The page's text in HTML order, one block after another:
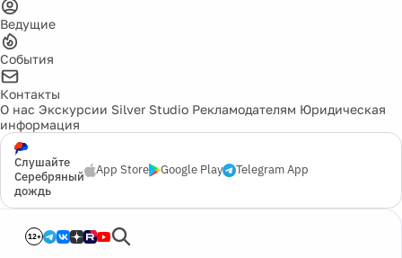
Ведущие
События
Контакты
О нас Экскурсии Silver Studio Рекламодателям Юридическая
информация
Слушайте
Серебряный
дождь
App Store Google Play Telegram App
12+